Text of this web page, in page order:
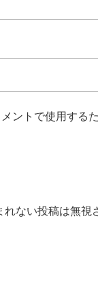
ントで使用する
れない投稿は無視